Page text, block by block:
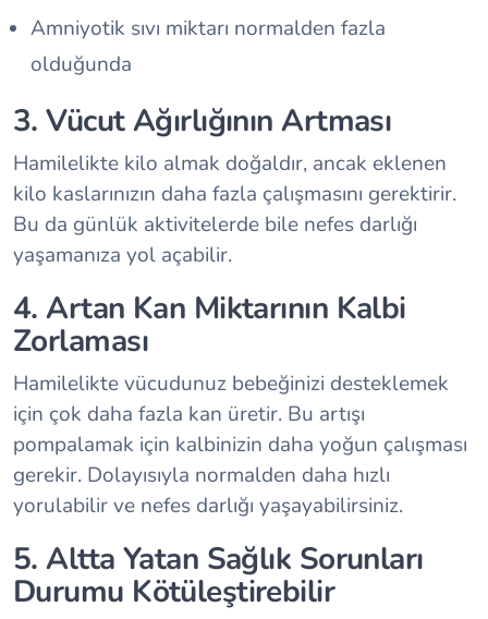
Amniyotik sıvı miktarı normalden fazla
olduğunda
3. Vücut Ağırlığının Artması
Hamilelikte kilo almak doğaldır, ancak eklenen
kilo kaslarınızın daha fazla çalışmasını gerektirir.
Bu da günlük aktivitelerde bile nefes darlığı
yaşamanıza yol açabilir.
4. Artan Kan Miktarının Kalbi
Zorlaması
Hamilelikte vücudunuz bebeğinizi desteklemek
için çok daha fazla kan üretir. Bu artışı
pompalamak için kalbinizin daha yoğun çalışması
gerekir. Dolayısıyla normalden daha hızlı
yorulabilir ve nefes darlığı yaşayabilirsiniz.
5. Altta Yatan Sağlık Sorunları
Durumu Kötüleştirebilir